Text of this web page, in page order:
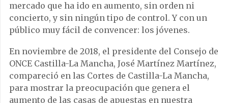
mercado que ha ido en aumento, sin orden ni
concierto, y sin ningún tipo de control. Y con un
público muy fácil de convencer: los jóvenes.
En noviembre de 2018, el presidente del Consejo de
ONCE Castilla-La Mancha, José Martínez Martínez,
compareció en las Cortes de Castilla-La Mancha,
para mostrar la preocupación que genera el
aumento de las casas de apuestas en nuestra